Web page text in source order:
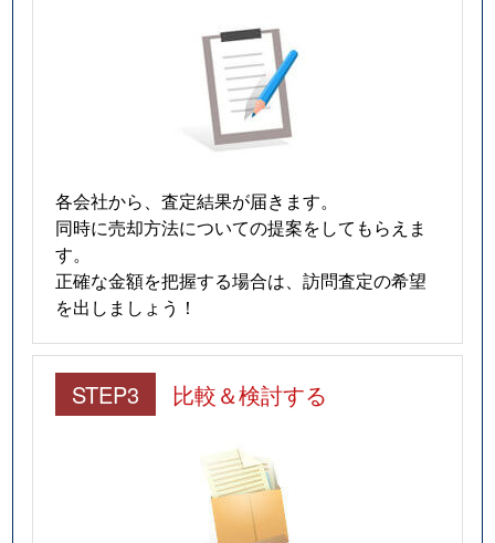
各会社から、査定結果が届きます。
同時に売却方法についての提案をしてもらえま
す。
正確な金額を把握する場合は、訪問査定の希望
を出しましょう！
STEP3 比較＆検討する